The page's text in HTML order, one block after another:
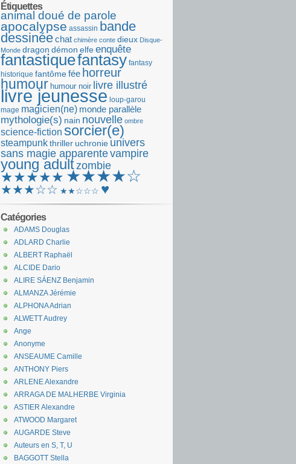
Étiquettes
animal doué de parole
apocalypse assassin bande
dessinéechat chimère conte dieux Disque-
Monde dragon démon elfeenquête
fantastiquefantasy fantasy
historique fantômefée horreur
humour humour noir livre illustré
livre jeunesse loup-garou
mage magicien(ne) monde parallèle
mythologie(s) nain nouvelle ombre
science-fiction sorcier(e)
steampunkthriller uchronie univers
sans magie apparentevampire
young adultzombie
★★★★★ ★★★★☆
★★★☆☆ ★★☆☆☆ ♥
Catégories
ADAMS Douglas
ADLARD Charlie
ALBERT Raphaël
ALCIDE Dario
ALIRE SÁENZ Benjamin
ALMANZA Jérémie
ALPHONA Adrian
ALWETT Audrey
Ange
Anonyme
ANSEAUME Camille
ANTHONY Piers
ARLENE Alexandre
ARRAGA DE MALHERBE Virginia
ASTIER Alexandre
ATWOOD Margaret
AUGARDE Steve
Auteurs en S, T, U
BAGGOTT Stella